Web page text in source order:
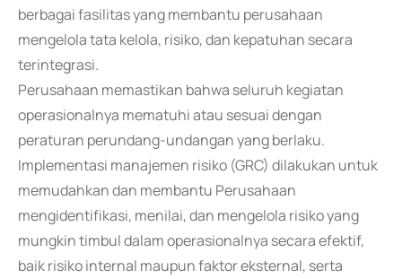
berbagai fasilitas yang membantu perusahaan
mengelola tata kelola, risiko, dan kepatuhan secara
terintegrasi.
Perusahaan memastikan bahwa seluruh kegiatan
operasionalnya mematuhi atau sesuai dengan
peraturan perundang-undangan yang berlaku.
Implementasi manajemen risiko (GRC) dilakukan untuk
memudahkan dan membantu Perusahaan
mengidentifikasi, menilai, dan mengelola risiko yang
mungkin timbul dalam operasionalnya secara efektif,
baik risiko internal maupun faktor eksternal, serta